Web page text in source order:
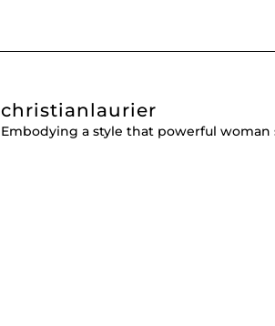
christianlaurier
Embodying a style that powerful